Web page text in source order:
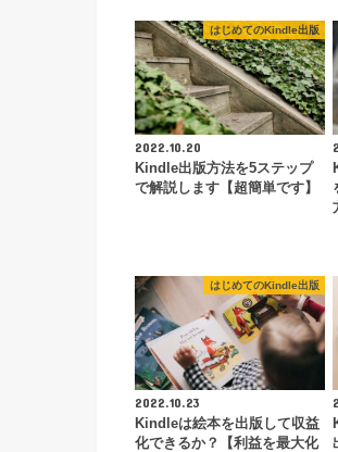
はじめてのKindle出版
2022.10.20
Kindle出版方法を5ステップ
で解説します【超簡単です】
はじめてのKindle出版
2022.10.23
Kindleは絵本を出版して収益
化できるか？【利益を最大化